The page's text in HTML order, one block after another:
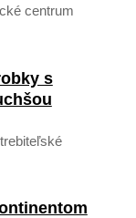
centrum
s